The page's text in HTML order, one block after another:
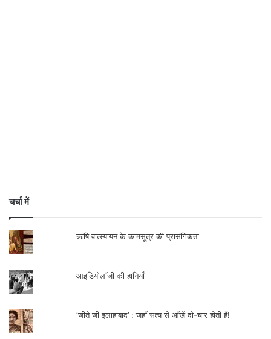
चर्चा में
ऋषि वात्स्यायन के कामसूत्र की प्रासंगिकता
आइडियोलॉजी की हानियाँ
‘जीते जी इलाहाबाद’ : जहाँ सत्य से आँखें दो-चार होती हैं!